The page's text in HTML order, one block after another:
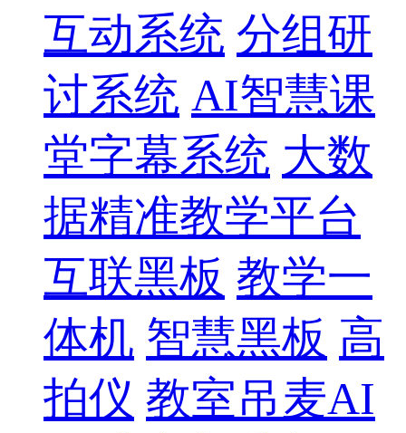
互动系统 分组研
讨系统 AI智慧课
堂字幕系统 大数
据精准教学平台
互联黑板 教学一
体机 智慧黑板 高
拍仪 教室吊麦AI